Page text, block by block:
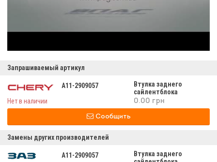
Запрашиваемый артикул
A11-2909057
Втулка заднего
сайлентблока
переднего рычага
форза а11-2909057
Нет в наличии 0.00 грн
Сообщить
Замены других производителей
A11-2909057
Втулка заднего